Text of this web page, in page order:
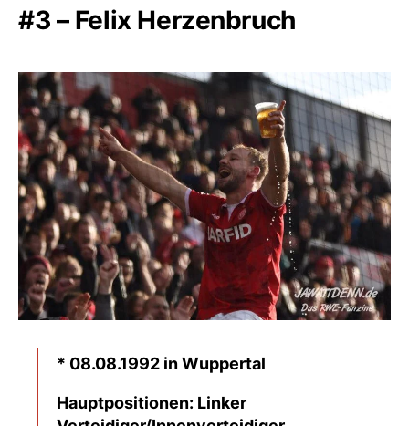
#3 – Felix Herzenbruch
* 08.08.1992 in Wuppertal
Hauptpositionen: Linker